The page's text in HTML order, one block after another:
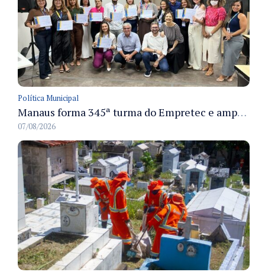
Política Municipal
Manaus forma 345ª turma do Empretec e amplia qualificação de empreendedores na cidade
07/08/2026